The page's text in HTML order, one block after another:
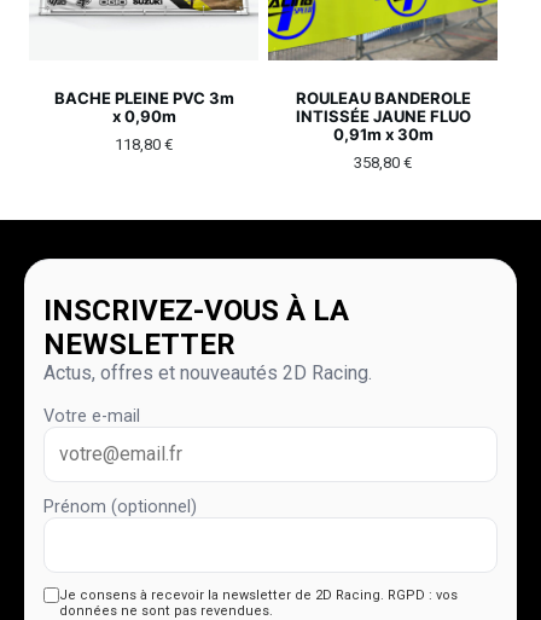
BACHE PLEINE PVC 3m
x 0,90m
118,80 €
ROULEAU BANDEROLE
INTISSÉE JAUNE FLUO
0,91m x 30m
358,80 €
INSCRIVEZ-VOUS À LA
NEWSLETTER
Actus, offres et nouveautés 2D Racing.
Votre e-mail
Prénom (optionnel)
Je consens à recevoir la newsletter de 2D Racing. RGPD : vos
données ne sont pas revendues.